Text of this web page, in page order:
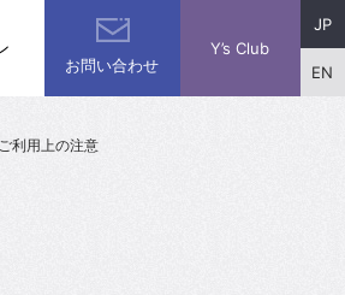
お問い合わせ
Y’s Club
JP
EN
ご利用上の注意